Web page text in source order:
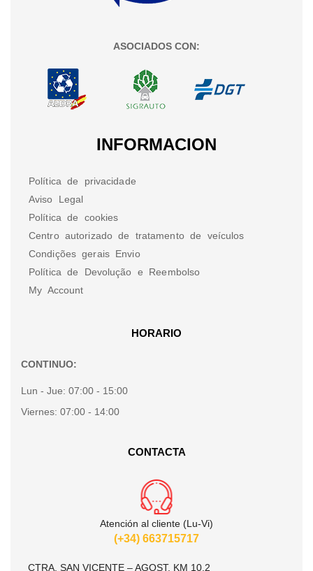
ASOCIADOS CON:
INFORMACION
Política de privacidade
Aviso Legal
Política de cookies
Centro autorizado de tratamento de veículos
Condições gerais Envio
Política de Devolução e Reembolso
My Account
HORARIO
CONTINUO:
Lun - Jue: 07:00 - 15:00
Viernes: 07:00 - 14:00
CONTACTA
Atención al cliente (Lu-Vi)
(+34) 663715717
CTRA. SAN VICENTE – AGOST, KM 10.2